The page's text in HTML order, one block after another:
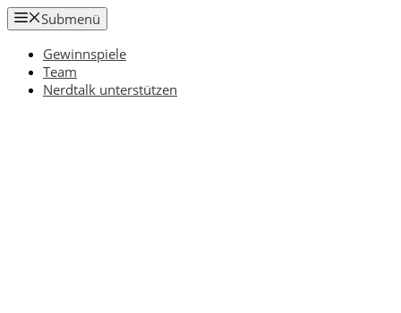
Zum
Inhalt
springen
Submenü
Gewinnspiele
Team
Nerdtalk unterstützen